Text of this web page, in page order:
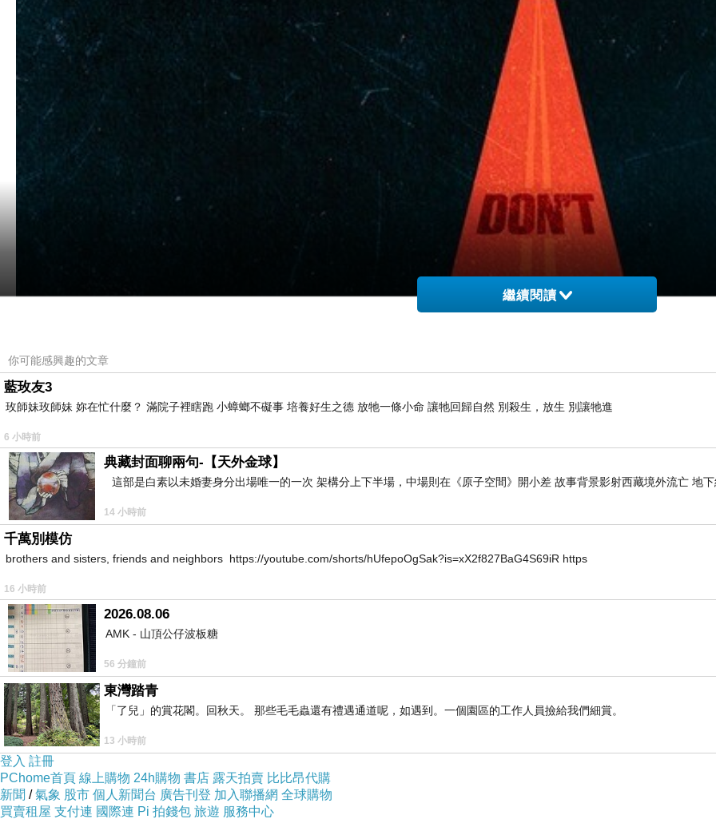
繼續閱讀
你可能感興趣的文章
藍玫友3
玫師妹玫師妹 妳在忙什麼？ 滿院子裡瞎跑 小蟑螂不礙事 培養好生之德 放牠一條小命 讓牠回歸自然 別殺生，放生 別讓牠進
6 小時前
典藏封面聊兩句-【天外金球】
這部是白素以未婚妻身分出場唯一的一次 架構分上下半場，中場則在《原子空間》開小差 故事背景影射西藏境外流亡 地
14 小時前
千萬別模仿
brothers and sisters, friends and neighbors https://youtube.com/shorts/hUfepoOgSak?is=xX2f827BaG4S69iR https
16 小時前
2026.08.06
AMK - 山頂公仔波板糖
56 分鐘前
東灣踏青
「了兒」的賞花閣。回秋天。 那些毛毛蟲還有禮遇通道呢，如遇到。一個園區的工作人員撿給我們細賞。
13 小時前
登入 註冊
PChome首頁 線上購物 24h購物 書店 露天拍賣 比比昂代購
新聞 /氣象 股市 個人新聞台 廣告刊登 加入聯播網 全球購物
買賣租屋 支付連 國際連 Pi 拍錢包 旅遊 服務中心